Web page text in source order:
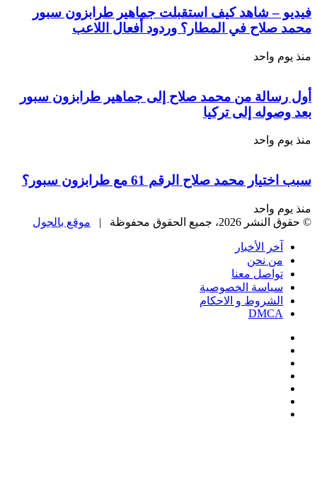
فيديو – شاهد كيف استقبلت جماهير طرابزون سبور
محمد صلاح في المطار؟ وردود أفعال اللاعب
منذ يوم واحد
أول رسالة من محمد صلاح إلى جماهير طرابزون سبور
بعد وصوله إلى تركيا
منذ يوم واحد
سبب اختيار محمد صلاح الرقم 61 مع طرابزون سبور؟
منذ يوم واحد
© حقوق النشر 2026، جميع الحقوق محفوظة |
موقع بالجول
آخر الأخبار
من نحن
تواصل معنا
سياسة الخصوصية
الشروط و الاحكام
DMCA